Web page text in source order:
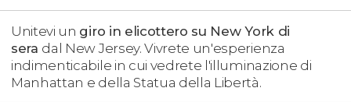
Unitevi un giro in elicottero su New York di
sera dal New Jersey. Vivrete un'esperienza
indimenticabile in cui vedrete l'illuminazione di
Manhattan e della Statua della Libertà.